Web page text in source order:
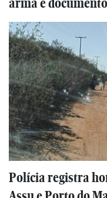
arma e
Polícia registra